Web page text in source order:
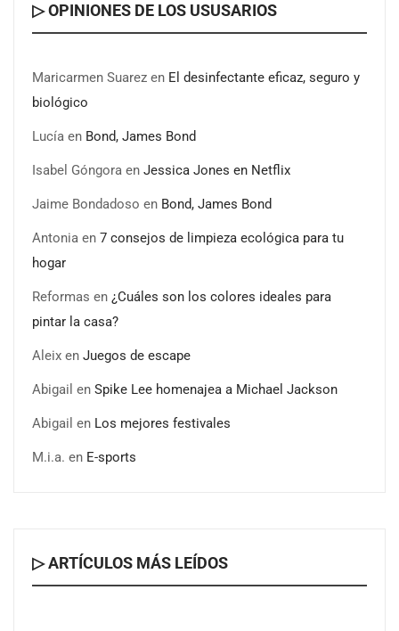
▷ OPINIONES DE LOS USUSARIOS
Maricarmen Suarez en El desinfectante eficaz, seguro y
biológico
Lucía en Bond, James Bond
Isabel Góngora en Jessica Jones en Netflix
Jaime Bondadoso en Bond, James Bond
Antonia en 7 consejos de limpieza ecológica para tu
hogar
Reformas en ¿Cuáles son los colores ideales para
pintar la casa?
Aleix en Juegos de escape
Abigail en Spike Lee homenajea a Michael Jackson
Abigail en Los mejores festivales
M.i.a. en E-sports
▷ ARTÍCULOS MÁS LEÍDOS